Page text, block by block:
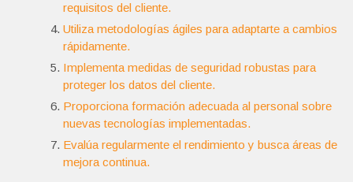
requisitos del cliente.
Utiliza metodologías ágiles para adaptarte a cambios
rápidamente.
Implementa medidas de seguridad robustas para
proteger los datos del cliente.
Proporciona formación adecuada al personal sobre
nuevas tecnologías implementadas.
Evalúa regularmente el rendimiento y busca áreas de
mejora continua.